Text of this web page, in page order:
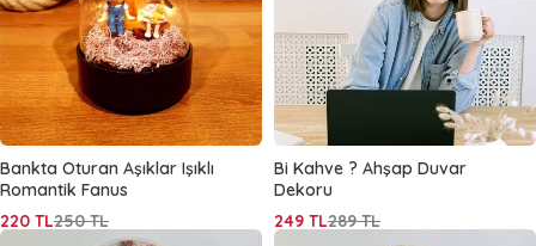
Bankta Oturan Aşıklar Işıklı
Romantik Fanus
250TL
220 TL
Bi Kahve ? Ahşap Duvar
Dekoru
289TL
249 TL